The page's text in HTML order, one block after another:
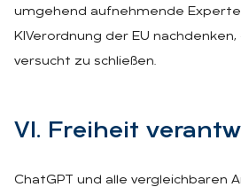
umgehend aufnehmende
KIVerordnung der EU
versucht zu schließen.
VI. Frei­heit
ChatGPT und alle vergleichbaren